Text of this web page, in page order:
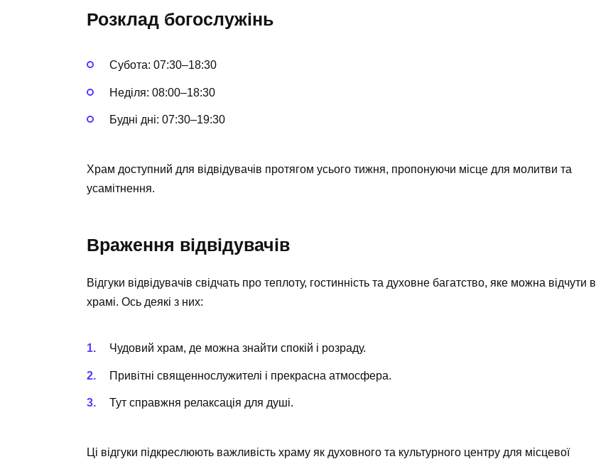
Розклад богослужінь
Субота: 07:30–18:30
Неділя: 08:00–18:30
Будні дні: 07:30–19:30
Храм доступний для відвідувачів протягом усього тижня, пропонуючи місце для молитви та
усамітнення.
Враження відвідувачів
Відгуки відвідувачів свідчать про теплоту, гостинність та духовне багатство, яке можна відчути в
храмі. Ось деякі з них:
Чудовий храм, де можна знайти спокій і розраду.
Привітні священнослужителі і прекрасна атмосфера.
Тут справжня релаксація для душі.
Ці відгуки підкреслюють важливість храму як духовного та культурного центру для місцевої